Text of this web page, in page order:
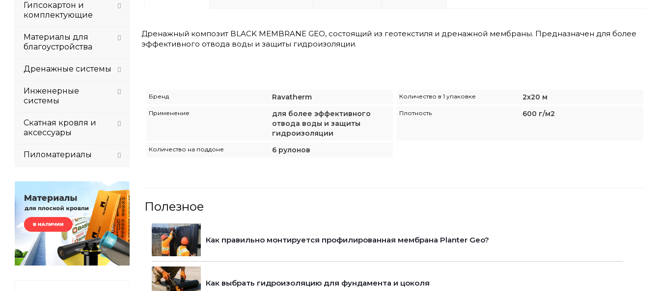
Дренажный композит BLACK MEMBRANE GEO, состоящий из геотекстиля и дренажной мембраны. Предназначен для более
эффективного отвода воды и защиты гидроизоляции.
Бренд Ravatherm Количество в 1 упаковке 2х20 м
Применение
для более эффективного
отвода воды и защиты
гидроизоляции
Плотность 600 г/м2
Количество на поддоне 6 рулонов
Полезное
Как правильно монтируется профилированная мембрана Planter Geo?
Как выбрать гидроизоляцию для фундамента и цоколя
Гипсокартон и
комплектующие
Материалы для
благоустройства
Дренажные системы
Инженерные
системы
Скатная кровля и
аксессуары
Пиломатериалы